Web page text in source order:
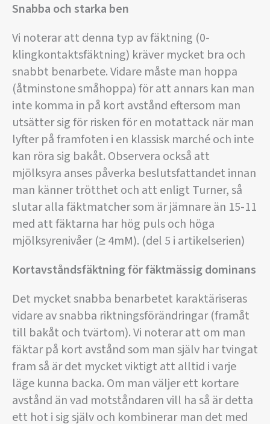
Snabba och starka ben
Vi noterar att denna typ av fäktning (0-
klingkontaktsfäktning) kräver mycket bra och
snabbt benarbete. Vidare måste man hoppa
(åtminstone småhoppa) för att annars kan man
inte komma in på kort avstånd eftersom man
utsätter sig för risken för en motattack när man
lyfter på framfoten i en klassisk marché och inte
kan röra sig bakåt. Observera också att
mjölksyra anses påverka beslutsfattandet innan
man känner trötthet och att enligt Turner, så
slutar alla fäktmatcher som är jämnare än 15-11
med att fäktarna har hög puls och höga
mjölksyrenivåer (≥ 4mM). (del 5 i artikelserien)
Kortavståndsfäktning för fäktmässig dominans
Det mycket snabba benarbetet karaktäriseras
vidare av snabba riktningsförändringar (framåt
till bakåt och tvärtom). Vi noterar att om man
fäktar på kort avstånd som man själv har tvingat
fram så är det mycket viktigt att alltid i varje
läge kunna backa. Om man väljer ett kortare
avstånd än vad motståndaren vill ha så är detta
ett hot i sig själv och kombinerar man det med